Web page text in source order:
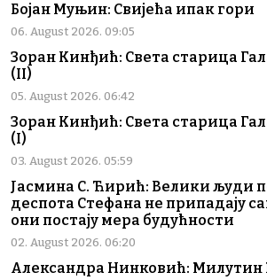
Бојан Муњин: Свијећа ипак гори
06. August 2026. 09:05
Зоран Кинђић: Света старица
(II)
05. August 2026. 06:42
Зоран Кинђић: Света старица
(I)
03. August 2026. 05:59
Јасмина С. Ћирић: Велики људи
деспота Стефана не припадају
они постају мера будућности
02. August 2026. 06:20
Александра Нинковић: Милутин